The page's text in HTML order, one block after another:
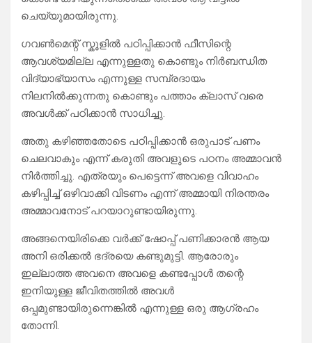
ചെയ്യുമായിരുന്നു.
ഗവൺമെന്റ് സ്കൂളിൽ പഠിപ്പിക്കാൻ ഫീസിന്റെ
ആവശ്യമില്ല എന്നുള്ളതു കൊണ്ടും നിർബന്ധിത
വിദ്യാഭ്യാസം എന്നുള്ള സമ്പ്രദായം
നിലനിൽക്കുന്നതു കൊണ്ടും പത്താം ക്ലാസ് വരെ
അവൾക്ക് പഠിക്കാൻ സാധിച്ചു.
അതു കഴിഞ്ഞതോടെ പഠിപ്പിക്കാൻ ഒരുപാട് പണം
ചെലവാകും എന്ന് കരുതി അവളുടെ പഠനം അമ്മാവൻ
നിർത്തിച്ചു. എത്രയും പെട്ടെന്ന് അവളെ വിവാഹം
കഴിപ്പിച്ച് ഒഴിവാക്കി വിടണം എന്ന് അമ്മായി നിരന്തരം
അമ്മാവനോട് പറയാറുണ്ടായിരുന്നു.
അങ്ങനെയിരിക്കെ വർക്ക് ഷോപ്പ് പണിക്കാരൻ ആയ
അനി ഒരിക്കൽ ഭദ്രയെ കണ്ടുമുട്ടി. ആരോരും
ഇല്ലാത്ത അവനെ അവളെ കണ്ടപ്പോൾ തന്റെ
ഇനിയുള്ള ജീവിതത്തിൽ അവൾ
ഒപ്പമുണ്ടായിരുന്നെങ്കിൽ എന്നുള്ള ഒരു ആഗ്രഹം
തോന്നി.